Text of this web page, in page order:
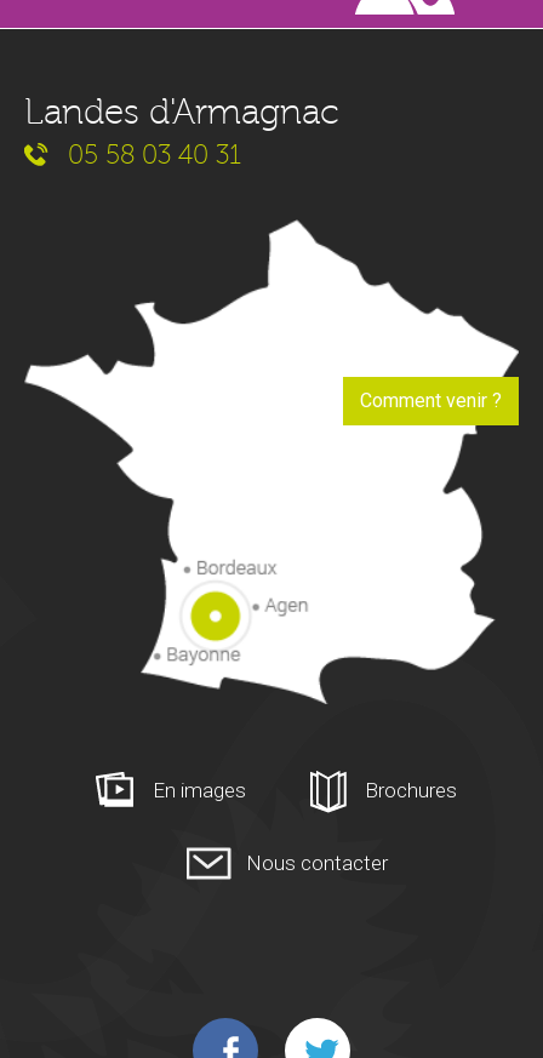
Landes d'Armagnac
05 58 03 40 31
Comment venir ?
En images Brochures
Nous contacter